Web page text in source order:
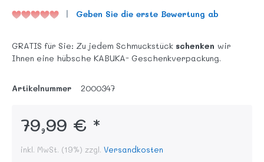
Geben Sie die erste Bewertung ab
GRATIS für Sie: Zu jedem Schmuckstück schenken wir
Ihnen eine hübsche KABUKA- Geschenkverpackung.
Artikelnummer 2000347
79,99 € *
inkl. MwSt. (19%) zzgl. Versandkosten